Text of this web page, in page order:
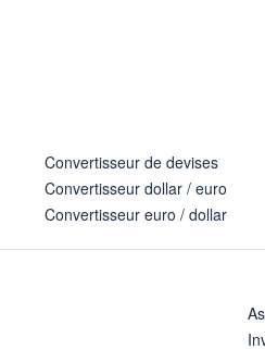
Convertisseur de devises
Convertisseur dollar / euro
Convertisseur euro / dollar